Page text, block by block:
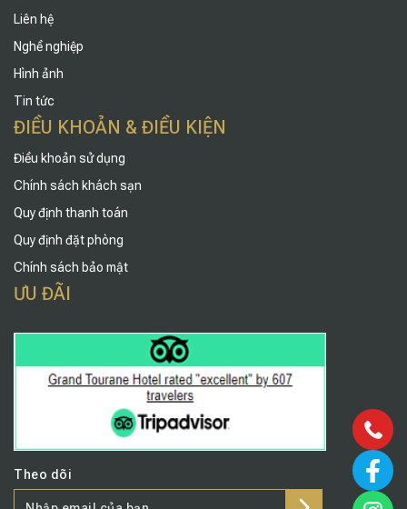
Liên hệ
Nghề nghiệp
Hình ảnh
Tin tức
ĐIỀU KHOẢN & ĐIỀU KIỆN
Điều khoản sử dụng
Chính sách khách sạn
Quy định thanh toán
Quy định đặt phòng
Chính sách bảo mật
ƯU ĐÃI
Theo dõi